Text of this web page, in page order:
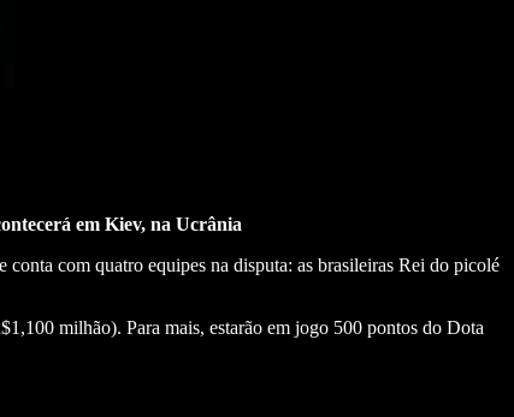
em Kiev, na Ucrânia
com quatro equipes na disputa: as brasileiras Rei do picolé
milhão). Para mais, estarão em jogo 500 pontos do Dota